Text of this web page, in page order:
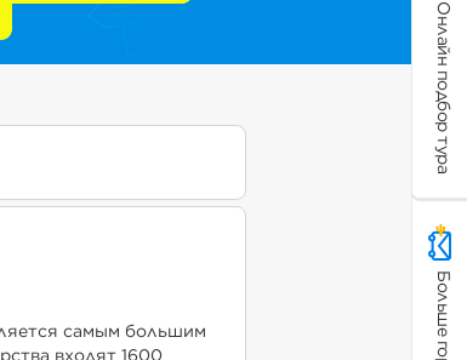
Онлайн подбор тура
самым большим
входят 1600